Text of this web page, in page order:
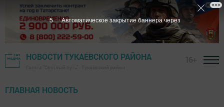
НОВОСТИ ТУКАЕВСКОГО РАЙОНА
ГЛАВНАЯ НОВОСТЬ
5 Автоматическое закрытие баннера через